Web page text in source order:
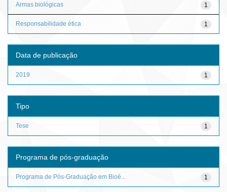
1
Armas biológicas
1
Responsabilidade ética
Data de publicação
1
2019
Tipo
1
Tese
Programa de pós-graduação
1
Programa de Pós-Graduação em Bioé...